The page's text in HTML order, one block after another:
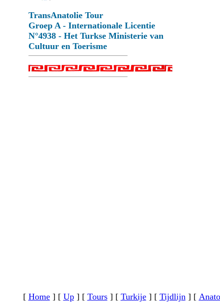
TransAnatolie Tour
Groep A - Internationale Licentie
N°4938 - Het Turkse Ministerie van
Cultuur en Toerisme
[ Home] [ Up] [ Tours] [ Turkije] [ Tijdlijn] [